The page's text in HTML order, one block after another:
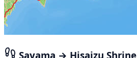
Sayama → Hisaizu Shrine